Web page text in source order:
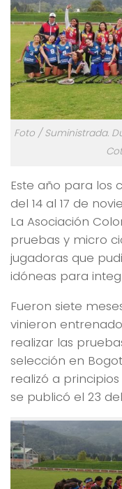
Foto / Suministrada.
Este año para los
del 14 al 17 de
La Asociación
pruebas y micro
jugadoras que
idóneas para
Fueron siete
vinieron
realizar las
selección en
realizó a
se publicó el 23